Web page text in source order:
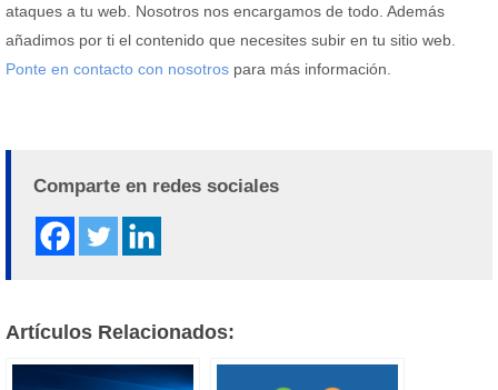
ataques a tu web. Nosotros nos encargamos de todo. Además
añadimos por ti el contenido que necesites subir en tu sitio web.
Ponte en contacto con nosotros para más información.
Comparte en redes sociales
Artículos Relacionados: